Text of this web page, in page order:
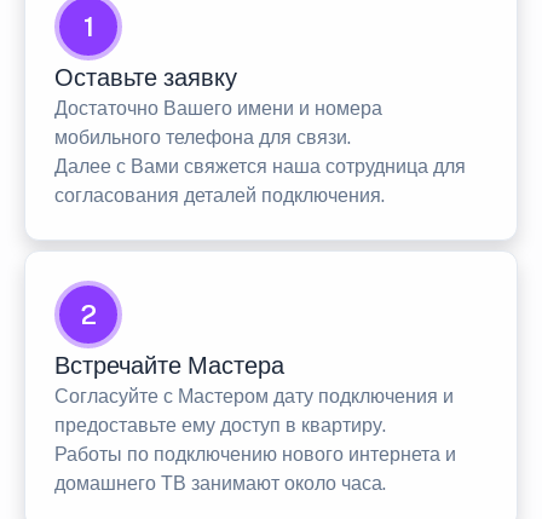
1
Оставьте заявку
Достаточно Вашего имени и номера
мобильного телефона для связи.
Далее с Вами свяжется наша сотрудница для
согласования деталей подключения.
2
Встречайте Мастера
Согласуйте с Мастером дату подключения и
предоставьте ему доступ в квартиру.
Работы по подключению нового интернета и
домашнего ТВ занимают около часа.